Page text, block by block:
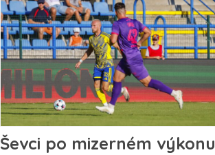
Ševci po mizerném výkonu